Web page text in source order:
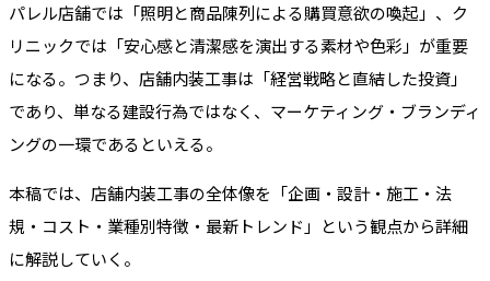
パレル店舗では「照明と商品陳列による購買意欲の喚起」、ク
リニックでは「安心感と清潔感を演出する素材や色彩」が重要
になる。つまり、店舗内装工事は「経営戦略と直結した投資」
であり、単なる建設行為ではなく、マーケティング・ブランディ
ングの一環であるといえる。
本稿では、店舗内装工事の全体像を「企画・設計・施工・法
規・コスト・業種別特徴・最新トレンド」という観点から詳細
に解説していく。